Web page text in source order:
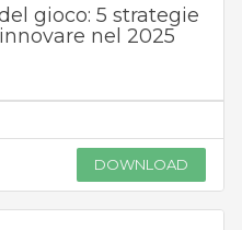
gioco: 5 strategie
nel 2025